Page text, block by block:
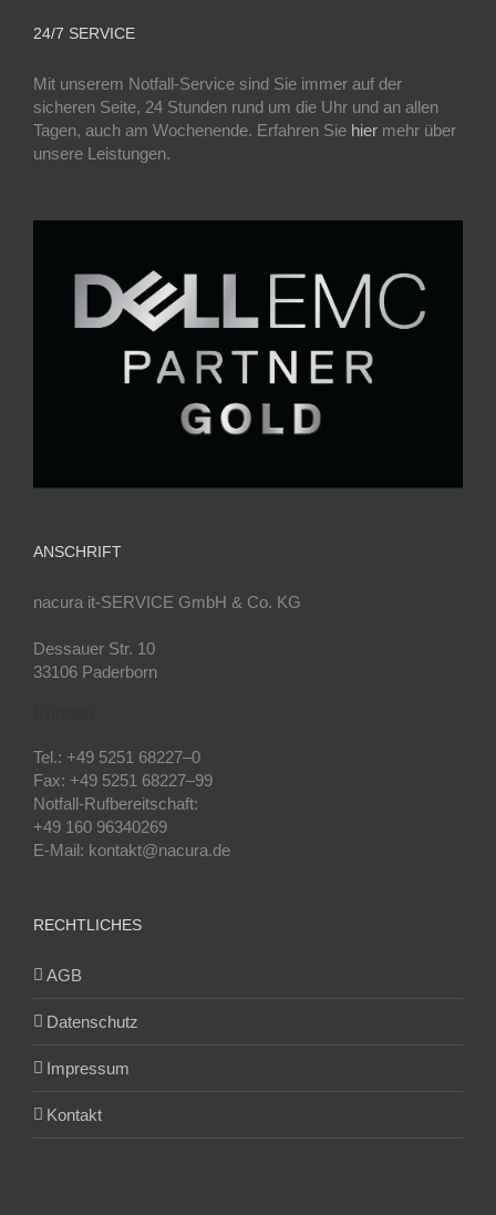
24/7 SERVICE
Mit unserem Notfall-Service sind Sie immer auf der
sicheren Seite, 24 Stunden rund um die Uhr und an allen
Tagen, auch am Wochenende. Erfahren Sie hier mehr über
unsere Leistungen.
ANSCHRIFT
nacura it-SERVICE GmbH & Co. KG
Dessauer Str. 10
33106 Paderborn
Tel.: +49 5251 68227–0
Fax: +49 5251 68227–99
Notfall-Rufbereitschaft:
+49 160 96340269
E-Mail: kontakt@nacura.de
RECHTLICHES
AGB
Datenschutz
Impressum
Kontakt